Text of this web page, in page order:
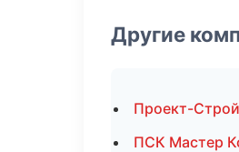
Другие
Проект-
ПСК Мастер